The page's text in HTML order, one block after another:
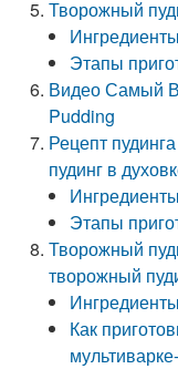
Творожный
Ингредиенты
Этапы
Видео Самый
Pudding
Рецепт
пудинг в
Ингредиенты
Этапы
Творожный
творожный
Как